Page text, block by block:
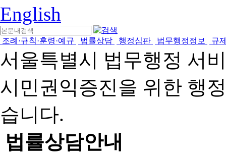
English
조례·규칙·훈령·예규 법률상담 행정심판 법무행정정보 규
서울특별시 법무행정 서
시민권익증진을 위한 행
습니다.
법률상담안내